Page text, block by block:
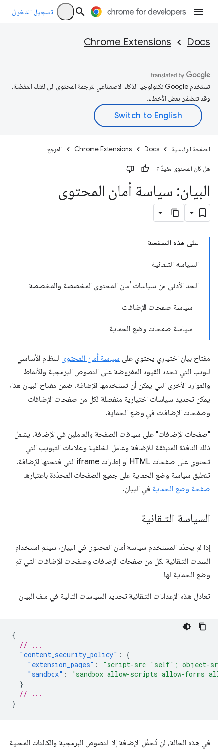
تسجيل الدخول
Docs
Chrome Extensions
تستخدم Google تكنولوجيا الذكاء الاصطناعي لترجمة المحتوى إلى لغتك المفضّلة،
وقد تتضمّن بعض الأخطاء.
الصفحة الرئيسية Docs
Chrome Extensions المرجع
هل كان المحتوى مفيدًا؟
البيان: سياسة أمان المحتوى
على هذه الصفحة
السياسة التلقائية
الحد الأدنى من سياسات أمان المحتوى المخصصة والمخصصة
سياسة صفحات الإضافات
سياسة صفحات وضع الحماية
مفتاح بيان اختياري يحتوي على سياسة أمان المحتوى للنظام الأساسي
للويب التي تحدد القيود المفروضة على النصوص البرمجية والأنماط
والموارد الأخرى التي يمكن أن تستخدمها الإضافة. ضمن مفتاح البيان هذا،
يمكن تحديد سياسات اختيارية منفصلة لكل من صفحات الإضافات
وصفحات الإضافات في وضع الحماية.
"صفحات الإضافات" على سياقات الصفحة والعاملين في الإضافة. يشمل
ذلك النافذة المنبثقة للإضافة وعامل الخلفية وعلامات التبويب التي
تحتوي على صفحات HTML أو إطارات iframe التي فتحتها الإضافة.
تنطبق سياسة وضع الحماية على جميع الصفحات المحدّدة باعتبارها
صفحة وضع الحماية في البيان.
السياسة التلقائية
إذا لم يحدّد المستخدم سياسة أمان المحتوى في البيان، سيتم استخدام
السمات التلقائية لكل من صفحات الإضافات وصفحات الإضافات التي تم
وضع الحماية لها.
تعادل هذه الإعدادات التلقائية تحديد السياسات التالية في ملف البيان:
{
// ...
"content_security_policy" :
{
"extension_pages" :
"script-src 'self'; object-
"sandbox" :
"sandbox allow-scripts allow-
}
// ...
}
في هذه الحالة، لن تُحمِّل الإضافة إلا النصوص البرمجية والكائنات المحلية